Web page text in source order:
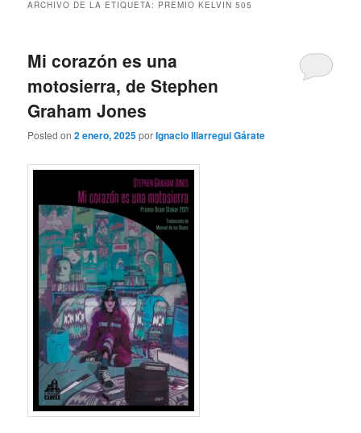
ARCHIVO DE LA ETIQUETA: PREMIO KELVIN 505
Mi corazón es una
motosierra, de Stephen
Graham Jones
Posted on2 enero, 2025porIgnacio Illarregui Gárate